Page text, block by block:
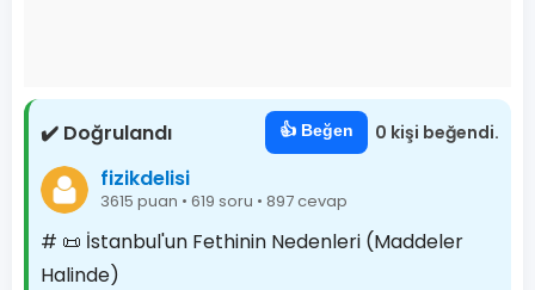
✔️ Doğrulandı 👍 Beğen 0 kişi beğendi.
fizikdelisi
3615 puan • 619 soru • 897 cevap
# 📜 İstanbul'un Fethinin Nedenleri (Maddeler
Halinde)